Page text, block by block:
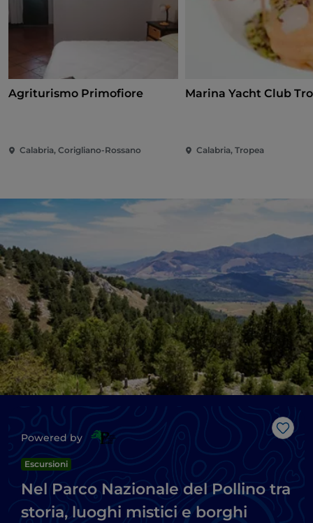
Agriturismo Primofiore
Calabria, Corigliano-Rossano
Marina Yacht Club
Calabria, Tropea
Like
Powered by
Escursioni
Nel Parco Nazionale del Pollino tra
storia, luoghi mistici e borghi